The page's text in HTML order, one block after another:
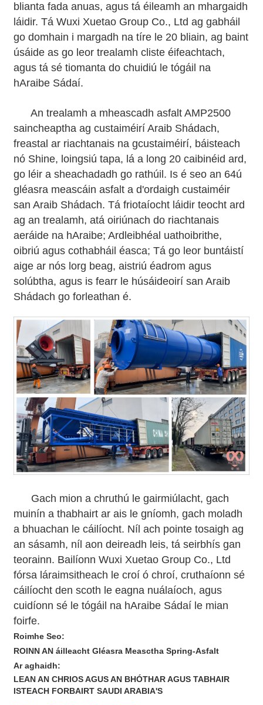
blianta fada anuas, agus tá éileamh an mhargaidh
láidir. Tá Wuxi Xuetao Group Co., Ltd ag gabháil
go domhain i margadh na tíre le 20 bliain, ag baint
úsáide as go leor trealamh cliste éifeachtach,
agus tá sé tiomanta do chuidiú le tógáil na
hAraibe Sádaí.
An trealamh a mheascadh asfalt AMP2500
saincheaptha ag custaiméirí Araib Shádach,
freastal ar riachtanais na gcustaiméirí, báisteach
nó Shine, loingsiú tapa, lá a long 20 caibinéid ard,
go léir a sheachadadh go rathúil. Is é seo an 64ú
gléasra meascáin asfalt a d'ordaigh custaiméir
san Araib Shádach. Tá friotaíocht láidir teocht ard
ag an trealamh, atá oiriúnach do riachtanais
aeráide na hAraibe; Ardleibhéal uathoibrithe,
oibriú agus cothabháil éasca; Tá go leor buntáistí
aige ar nós lorg beag, aistriú éadrom agus
solúbtha, agus is fearr le húsáideoirí san Araib
Shádach go forleathan é.
Gach mion a chruthú le gairmiúlacht, gach
muinín a thabhairt ar ais le gníomh, gach moladh
a bhuachan le cáilíocht. Níl ach pointe tosaigh ag
an sásamh, níl aon deireadh leis, tá seirbhís gan
teorainn. Bailíonn Wuxi Xuetao Group Co., Ltd
fórsa láraimsitheach le croí ó chroí, cruthaíonn sé
cáilíocht den scoth le eagna nuálaíoch, agus
cuidíonn sé le tógáil na hAraibe Sádaí le mian
foirfe.
Roimhe Seo:
ROINN AN áilleacht Gléasra Measctha Spring-Asfalt
Ar aghaidh:
LEAN AN CHRIOS AGUS AN BHÓTHAR AGUS TABHAIR
ISTEACH FORBAIRT SAUDI ARABIA'S